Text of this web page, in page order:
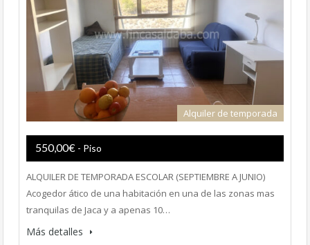
Alquiler de temporada
550,00€ - Piso
ALQUILER DE TEMPORADA ESCOLAR (SEPTIEMBRE A JUNIO)
Acogedor ático de una habitación en una de las zonas mas
tranquilas de Jaca y a apenas 10…
Más detalles